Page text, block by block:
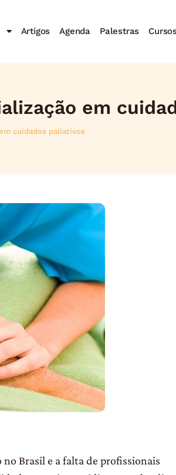
Artigos Agenda Palestras
em
cuidados paliativos
no Brasil e a falta de profissionais